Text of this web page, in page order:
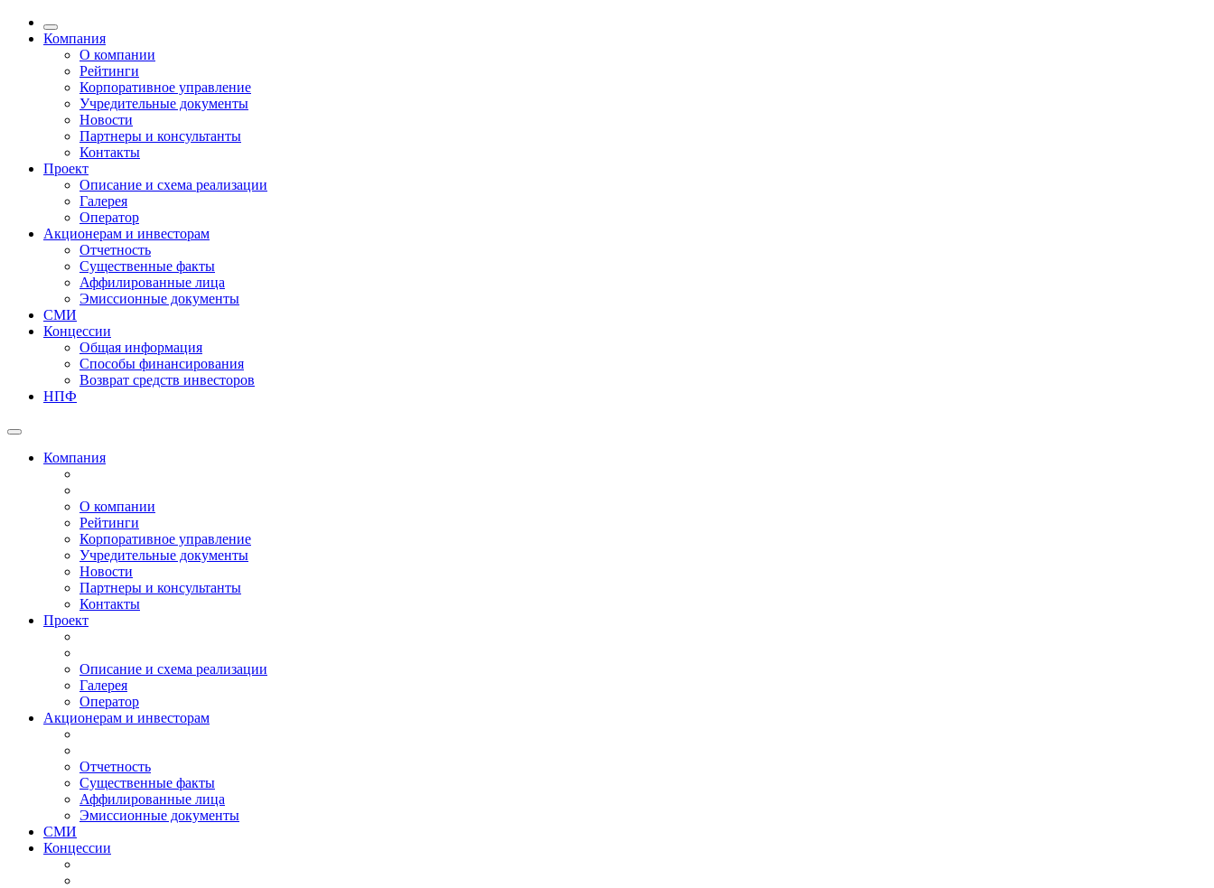
Компания
О компании
Рейтинги
Корпоративное управление
Учредительные документы
Новости
Партнеры и консультанты
Контакты
Проект
Описание и схема реализации
Галерея
Оператор
Акционерам и инвесторам
Отчетность
Существенные факты
Аффилированные лица
Эмиссионные документы
СМИ
Концессии
Общая информация
Способы финансирования
Возврат средств инвесторов
НПФ
Компания
О компании
Рейтинги
Корпоративное управление
Учредительные документы
Новости
Партнеры и консультанты
Контакты
Проект
Описание и схема реализации
Галерея
Оператор
Акционерам и инвесторам
Отчетность
Существенные факты
Аффилированные лица
Эмиссионные документы
СМИ
Концессии